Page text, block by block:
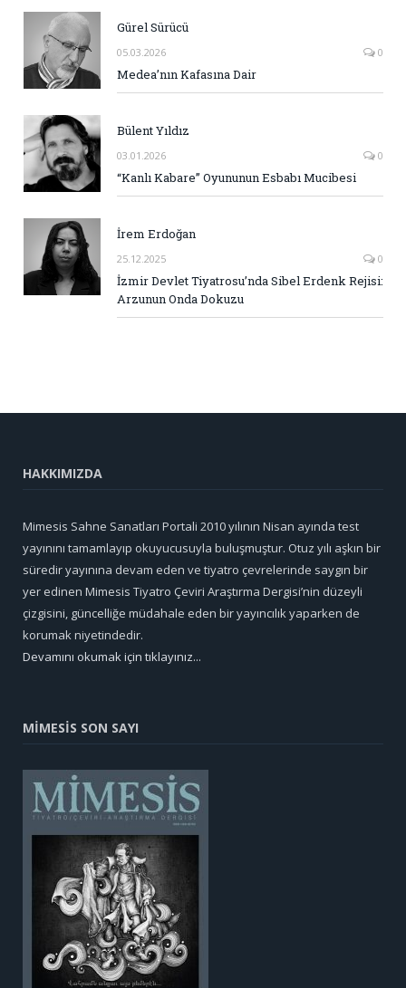
Gürel Sürücü
05.03.2026 0
Medea’nın Kafasına Dair
Bülent Yıldız
03.01.2026 0
“Kanlı Kabare” Oyununun Esbabı Mucibesi
İrem Erdoğan
25.12.2025 0
İzmir Devlet Tiyatrosu’nda Sibel Erdenk Rejisi:
Arzunun Onda Dokuzu
HAKKIMIZDA
Mimesis Sahne Sanatları Portali 2010 yılının Nisan ayında test
yayınını tamamlayıp okuyucusuyla buluşmuştur. Otuz yılı aşkın bir
süredir yayınına devam eden ve tiyatro çevrelerinde saygın bir
yer edinen Mimesis Tiyatro Çeviri Araştırma Dergisi’nin düzeyli
çizgisini, güncelliğe müdahale eden bir yayıncılık yaparken de
korumak niyetindedir.
Devamını okumak için tıklayınız...
MİMESİS SON SAYI